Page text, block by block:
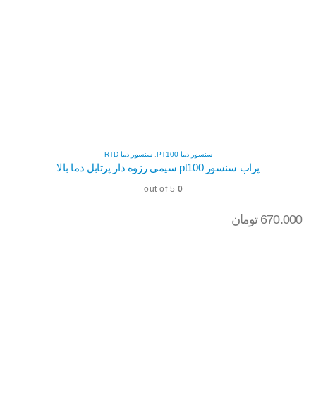
سنسور دما PT100 ,سنسور دما RTD
پراب سنسور pt100 سیمی رزوه دار پرتابل دما بالا
0
670.000 تومان